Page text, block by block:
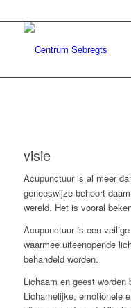
visie
Acupunctuur is al meer
geneeswijze behoort
wereld. Het is vooral
Acupunctuur is een
waarmee uiteenopende
behandeld worden.
Lichaam en geest worden
Lichamelijke, emotionele